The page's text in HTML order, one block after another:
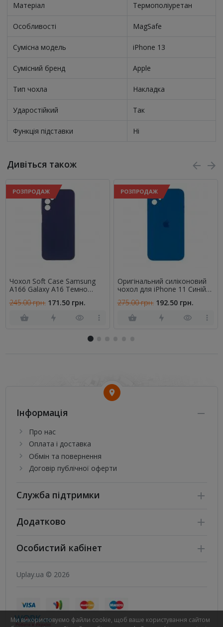
Матеріал Термополіуретан
Особливості MagSafe
Сумісна модель iPhone 13
Сумісний бренд Apple
Тип чохла Накладка
Ударостійкий Так
Функція підставки Ні
Дивіться також
РОЗПРОДАЖ
Чохол Soft Case Samsung
A166 Galaxy A16 Темно
245.00 грн. 171.50 грн.
РОЗПРОДАЖ
Оригінальний силіконовий
чохол для iPhone 11 Синій
275.00 грн. 192.50 грн.
Інформація
Про нас
Оплата і доставка
Обмін та повернення
Договір публічної оферти
Служба підтримки
Додатково
Особистий кабінет
Uplay.ua © 2026
Ми використовуємо файли cookie, щоб ваше користування сайтом